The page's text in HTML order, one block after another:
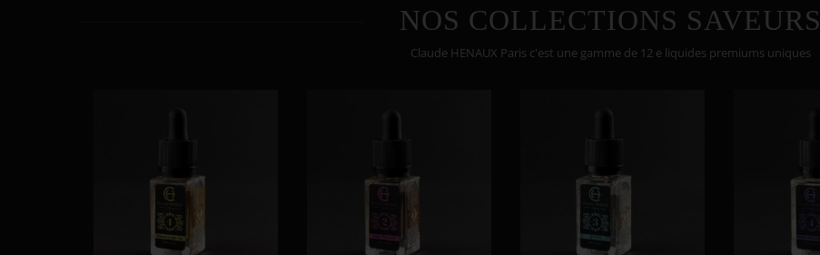
NOS COLLECTIONS SAVEURS
Claude HENAUX Paris c'est une gamme de 12 e liquides premiums uniques